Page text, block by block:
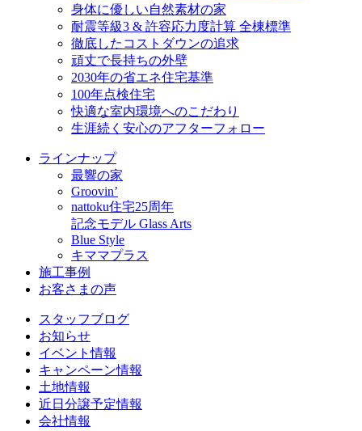
身体に優しい自然素材の家
耐震等級3 & 許容応力度計算 全棟標準
徹底したコストダウンの追求
頑丈で長持ちの外壁
2030年の省エネ住宅基準
100年点検住宅
快適な室内環境へのこだわり
生涯続く安心のアフターフォロー
ラインナップ
最響の家
Groovin’
nattoku住宅25周年
記念モデル Glass Arts
Blue Style
キママプラス
施工事例
お客さまの声
スタッフブログ
お知らせ
イベント情報
キャンペーン情報
土地情報
近日分譲予定情報
会社情報